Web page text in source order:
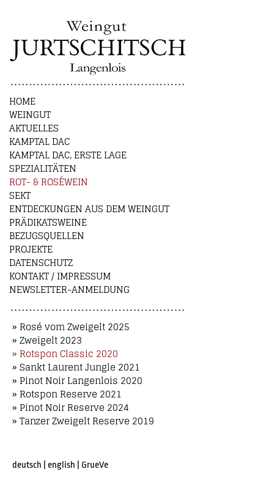
HOME
WEINGUT
AKTUELLES
KAMPTAL DAC
KAMPTAL DAC, ERSTE LAGE
SPEZIALITÄTEN
ROT- & ROSÉWEIN
SEKT
ENTDECKUNGEN AUS DEM WEINGUT
PRÄDIKATSWEINE
BEZUGSQUELLEN
PROJEKTE
DATENSCHUTZ
KONTAKT / IMPRESSUM
NEWSLETTER-ANMELDUNG
» Rosé vom Zweigelt 2025
» Zweigelt 2023
» Rotspon Classic 2020
» Sankt Laurent Jungle 2021
» Pinot Noir Langenlois 2020
» Rotspon Reserve 2021
» Pinot Noir Reserve 2024
» Tanzer Zweigelt Reserve 2019
deutsch english GrueVe